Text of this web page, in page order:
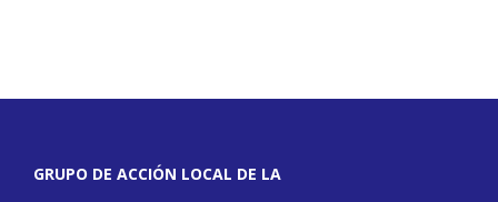
GRUPO DE ACCIÓN LOCAL DE LA